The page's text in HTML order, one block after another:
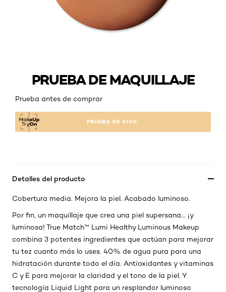
PRUEBA DE MAQUILLAJE
Prueba antes de comprar
PRUEBA EN VIVO
Detalles del producto
Cobertura media. Mejora la piel. Acabado luminoso.
Por fin, un maquillaje que crea una piel supersana... ¡y
luminosa! True Match™ Lumi Healthy Luminous Makeup
combina 3 potentes ingredientes que actúan para mejorar
tu tez cuanto más lo uses. 40% de agua pura para una
hidratación durante todo el día. Antioxidantes y vitaminas
C y E para mejorar la claridad y el tono de la piel. Y
tecnología Liquid Light para un resplandor luminoso